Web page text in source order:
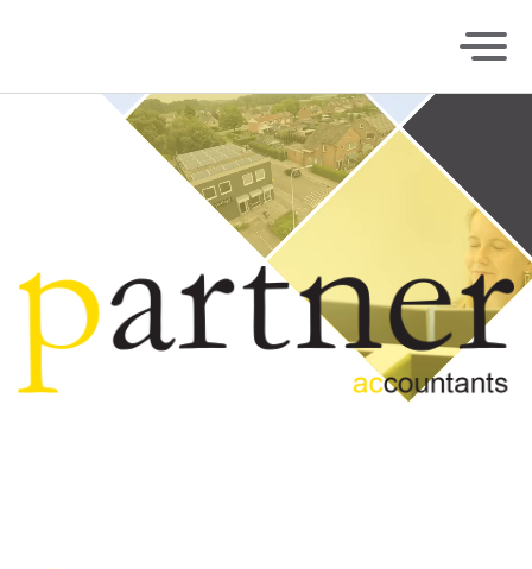
Over ons
Tarieven
Werken bij